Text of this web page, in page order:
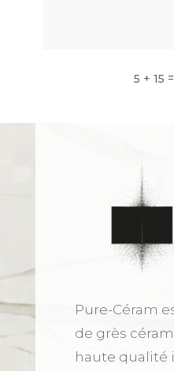
5 + 15 =
Pure-Céram
de grès
haute qualité